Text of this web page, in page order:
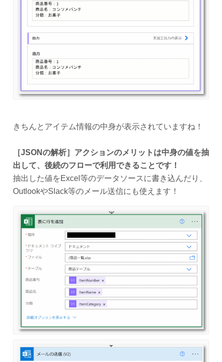
きちんとアイテム情報の中身が表示されていますね！
［JSONの解析］アクションのメリットは中身の値を抽
出して、後続のフローで利用できることです！
抽出した値をExcel等のデータソースに書き込んだり、
OutlookやSlack等のメール送信にも使えます！